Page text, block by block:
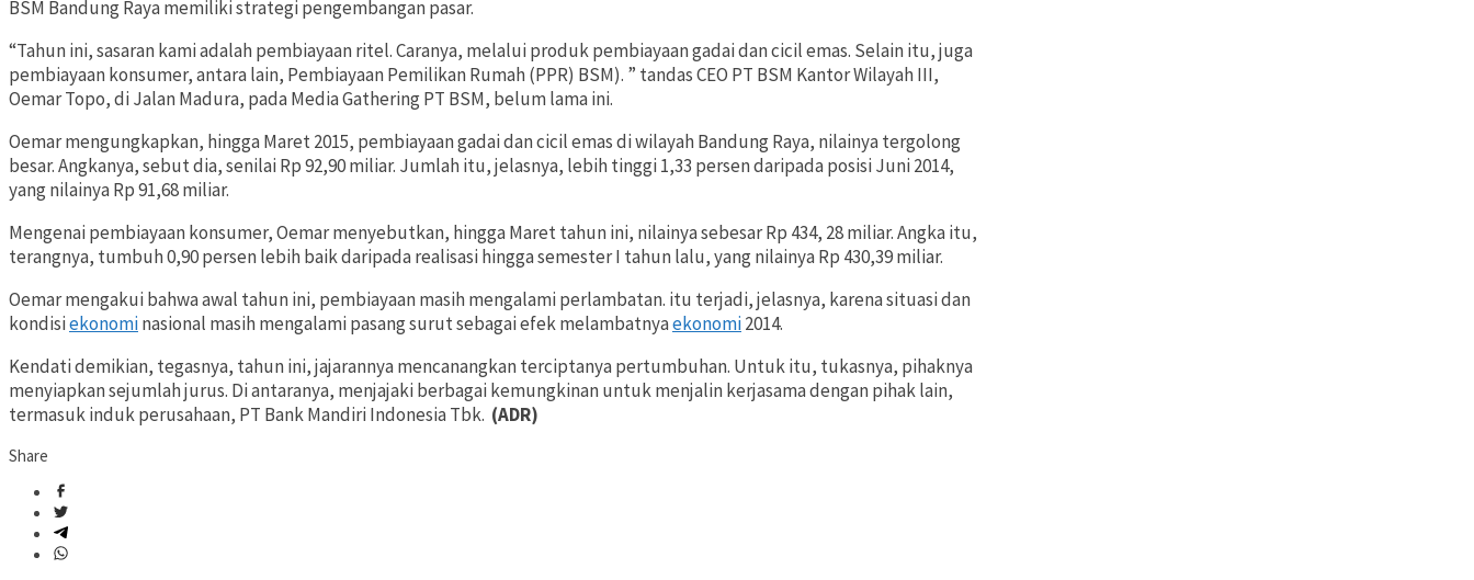
BSM Bandung Raya memiliki strategi pengembangan pasar.
“Tahun ini, sasaran kami adalah pembiayaan ritel. Caranya, melalui produk pembiayaan gadai dan cicil emas. Selain itu, juga
pembiayaan konsumer, antara lain, Pembiayaan Pemilikan Rumah (PPR) BSM). ” tandas CEO PT BSM Kantor Wilayah III,
Oemar Topo, di Jalan Madura, pada Media Gathering PT BSM, belum lama ini.
Oemar mengungkapkan, hingga Maret 2015, pembiayaan gadai dan cicil emas di wilayah Bandung Raya, nilainya tergolong
besar. Angkanya, sebut dia, senilai Rp 92,90 miliar. Jumlah itu, jelasnya, lebih tinggi 1,33 persen daripada posisi Juni 2014,
yang nilainya Rp 91,68 miliar.
Mengenai pembiayaan konsumer, Oemar menyebutkan, hingga Maret tahun ini, nilainya sebesar Rp 434, 28 miliar. Angka itu,
terangnya, tumbuh 0,90 persen lebih baik daripada realisasi hingga semester I tahun lalu, yang nilainya Rp 430,39 miliar.
Oemar mengakui bahwa awal tahun ini, pembiayaan masih mengalami perlambatan. itu terjadi, jelasnya, karena situasi dan
kondisiekonominasional masih mengalami pasang surut sebagai efek melambatnyaekonomi2014.
Kendati demikian, tegasnya, tahun ini, jajarannya mencanangkan terciptanya pertumbuhan. Untuk itu, tukasnya, pihaknya
menyiapkan sejumlah jurus. Di antaranya, menjajaki berbagai kemungkinan untuk menjalin kerjasama dengan pihak lain,
termasuk induk perusahaan, PT Bank Mandiri Indonesia Tbk. (ADR)
Share